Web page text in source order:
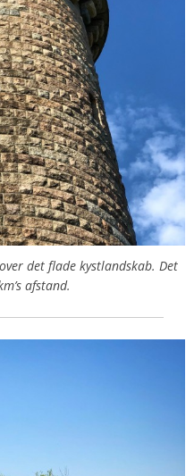
det flade kystlandskab. Det
afstand.